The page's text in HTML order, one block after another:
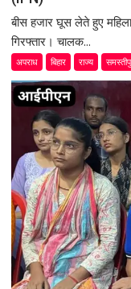
बीस हजार घूस लेते हुए
गिरफ्तार। चालक...
अपराध बिहार राज्य